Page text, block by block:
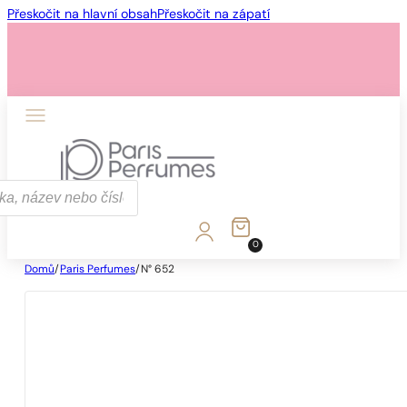
Přeskočit na hlavní obsahPřeskočit na zápatí
0
Domů/ Paris Perfumes/ N° 652